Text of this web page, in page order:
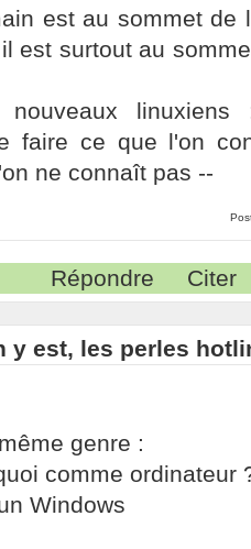
est au sommet de
est surtout au
faire ce que l'on
ne connaît pas --
Répondre Citer
y est, les perles
genre :
comme ordinateur
Windows